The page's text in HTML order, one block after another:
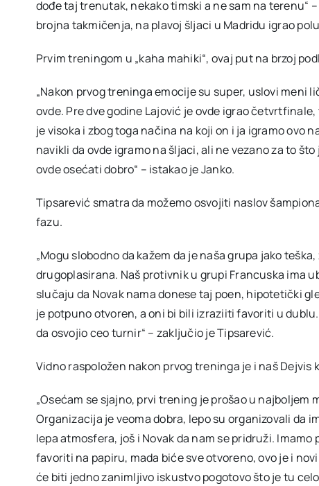
dođe taj trenutak, nekako timski a ne sam na terenu“
brojna takmičenja, na plavoj šljaci u Madridu igrao
Prvim treningom u „kaha mahiki“, ovaj put na brzoj
„Nakon prvog treninga emocije su super, uslovi meni
ovde. Pre dve godine Lajović je ovde igrao
je visoka i zbog toga načina na koji on i ja igramo ovo
navikli da ovde igramo na šljaci, ali ne vezano za to
ovde osećati dobro“ – istakao je Janko.
Tipsarević smatra da možemo osvojiti naslov
fazu.
„Mogu slobodno da kažem da je naša grupa jako
drugoplasirana. Naš protivnik u grupi Francuska ima
slučaju da Novak nama donese taj poen, hipotetički
je potpuno otvoren, a oni bi bili izraziiti favoriti u
da osvojio ceo turnir“ – zaključio je Tipsarević.
Vidno raspoložen nakon prvog treninga je i naš
„Osećam se sjajno, prvi trening je prošao u najboljem
Organizacija je veoma dobra, lepo su organizovali da
lepa atmosfera, još i Novak da nam se pridruži.
favoriti na papiru, mada biće sve otvoreno, ovo je i
će biti jedno zanimljivo iskustvo pogotovo što je tu